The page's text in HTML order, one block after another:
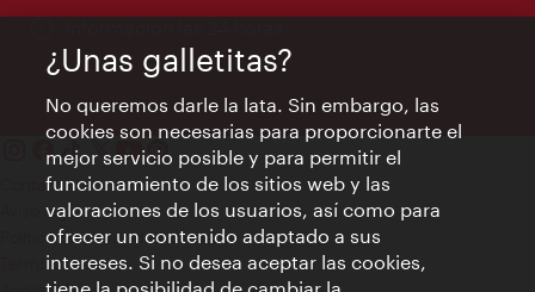
Contacto
Aviso legal
Política de privacidad de datos
Terms of Use
¿Unas galletitas?
No queremos darle la lata. Sin embargo, las
cookies son necesarias para proporcionarte el
mejor servicio posible y para permitir el
funcionamiento de los sitios web y las
valoraciones de los usuarios, así como para
ofrecer un contenido adaptado a sus
intereses. Si no desea aceptar las cookies,